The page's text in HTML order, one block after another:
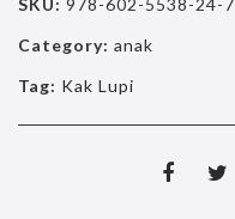
SKU: 978-602-5538-24-7
Category: anak
Tag: Kak Lupi